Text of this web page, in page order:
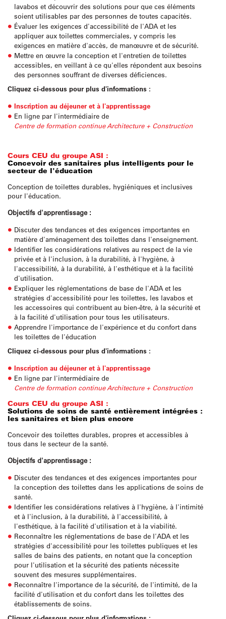
lavabos et découvrir des solutions pour que ces éléments
soient utilisables par des personnes de toutes capacités.
Évaluer les exigences d'accessibilité de l'ADA et les
appliquer aux toilettes commerciales, y compris les
exigences en matière d'accès, de manœuvre et de sécurité.
Mettre en œuvre la conception et l'entretien de toilettes
accessibles, en veillant à ce qu'elles répondent aux besoins
des personnes souffrant de diverses déficiences.
Cliquez ci-dessous pour plus d'informations :
Inscription au déjeuner et à l'apprentissage
En ligne par l'intermédiaire de
Centre de formation continue Architecture + Construction
Cours CEU du groupe ASI :
Concevoir des sanitaires plus intelligents pour le
secteur de l'éducation
Conception de toilettes durables, hygiéniques et inclusives
pour l'éducation.
Objectifs d'apprentissage :
Discuter des tendances et des exigences importantes en
matière d'aménagement des toilettes dans l'enseignement.
Identifier les considérations relatives au respect de la vie
privée et à l'inclusion, à la durabilité, à l'hygiène, à
l'accessibilité, à la durabilité, à l'esthétique et à la facilité
d'utilisation.
Expliquer les réglementations de base de l'ADA et les
stratégies d'accessibilité pour les toilettes, les lavabos et
les accessoires qui contribuent au bien-être, à la sécurité et
à la facilité d'utilisation pour tous les utilisateurs.
Apprendre l'importance de l'expérience et du confort dans
les toilettes de l'éducation
Cliquez ci-dessous pour plus d'informations :
Inscription au déjeuner et à l'apprentissage
En ligne par l'intermédiaire de
Centre de formation continue Architecture + Construction
Cours CEU du groupe ASI :
Solutions de soins de santé entièrement intégrées :
les sanitaires et bien plus encore
Concevoir des toilettes durables, propres et accessibles à
tous dans le secteur de la santé.
Objectifs d'apprentissage :
Discuter des tendances et des exigences importantes pour
la conception des toilettes dans les applications de soins de
santé.
Identifier les considérations relatives à l'hygiène, à l'intimité
et à l'inclusion, à la durabilité, à l'accessibilité, à
l'esthétique, à la facilité d'utilisation et à la viabilité.
Reconnaître les réglementations de base de l'ADA et les
stratégies d'accessibilité pour les toilettes publiques et les
salles de bains des patients, en notant que la conception
pour l'utilisation et la sécurité des patients nécessite
souvent des mesures supplémentaires.
Reconnaître l'importance de la sécurité, de l'intimité, de la
facilité d'utilisation et du confort dans les toilettes des
établissements de soins.